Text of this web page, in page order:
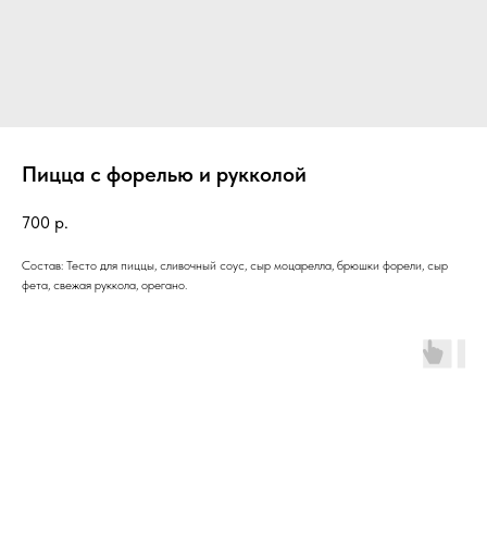
Пицца с форелью и рукколой
700 р.
Состав: Тесто для пиццы, сливочный соус, сыр моцарелла, брюшки форели, сыр
фета, свежая руккола, орегано.